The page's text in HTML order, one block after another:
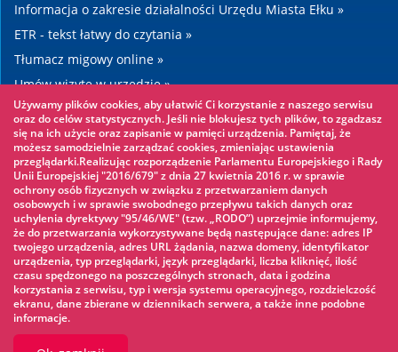
Informacja o zakresie działalności Urzędu Miasta Ełku »
ETR - tekst łatwy do czytania »
Tłumacz migowy online »
Umów wizytę w urzędzie »
Drogi »
Warto zobaczyć
Park linowy »
Park Wodny »
Lodowisko »
KINOECK »
Muzeum »
Używamy plików cookies, aby ułatwić Ci korzystanie z naszego serwisu
oraz do celów statystycznych. Jeśli nie blokujesz tych plików, to zgadzasz
się na ich użycie oraz zapisanie w pamięci urządzenia. Pamiętaj, że
możesz samodzielnie zarządzać cookies, zmieniając ustawienia
przeglądarki.Realizując rozporządzenie Parlamentu Europejskiego i Rady
Unii Europejskiej "2016/679" z dnia 27 kwietnia 2016 r. w sprawie
ochrony osób fizycznych w związku z przetwarzaniem danych
osobowych i w sprawie swobodnego przepływu takich danych oraz
uchylenia dyrektywy "95/46/WE" (tzw. „RODO”) uprzejmie informujemy,
że do przetwarzania wykorzystywane będą następujące dane: adres IP
twojego urządzenia, adres URL żądania, nazwa domeny, identyfikator
urządzenia, typ przeglądarki, język przeglądarki, liczba kliknięć, ilość
czasu spędzonego na poszczególnych stronach, data i godzina
korzystania z serwisu, typ i wersja systemu operacyjnego, rozdzielczość
ekranu, dane zbierane w dziennikach serwera, a także inne podobne
informacje.